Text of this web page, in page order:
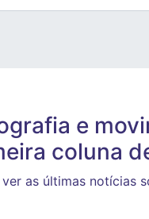
e
coluna
as últimas notícias